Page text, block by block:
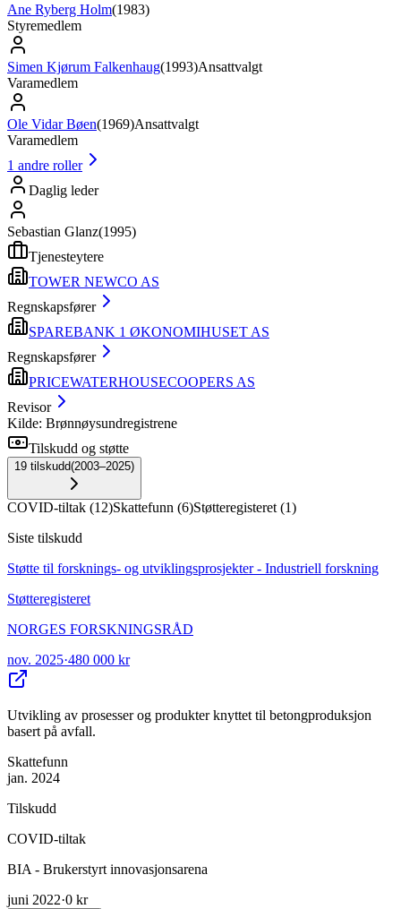
Ane Ryberg Holm(1983)
Styremedlem
Simen Kjørum Falkenhaug(1993)Ansattvalgt
Varamedlem
Ole Vidar Bøen(1969)Ansattvalgt
Varamedlem
1 andre roller
Daglig leder
Sebastian Glanz(1995)
Tjenesteytere
TOWER NEWCO AS
Regnskapsfører
SPAREBANK 1 ØKONOMIHUSET AS
Regnskapsfører
PRICEWATERHOUSECOOPERS AS
Revisor
Kilde: Brønnøysundregistrene
Tilskudd og støtte
19 tilskudd(2003–2025)
COVID-tiltak (12)Skattefunn (6)Støtteregisteret (1)
Siste tilskudd
Støtte til forsknings- og utviklingsprosjekter - Industriell forskning
Støtteregisteret
NORGES FORSKNINGSRÅD
nov. 2025·480 000 kr
Utvikling av prosesser og produkter knyttet til betongproduksjon
basert på avfall.
Skattefunn
jan. 2024
Tilskudd
COVID-tiltak
BIA - Brukerstyrt innovasjonsarena
juni 2022·0 kr